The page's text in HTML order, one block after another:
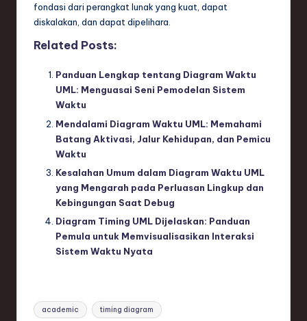
fondasi dari perangkat lunak yang kuat, dapat
diskalakan, dan dapat dipelihara.
Related Posts:
Panduan Lengkap tentang Diagram Waktu
UML: Menguasai Seni Pemodelan Sistem
Waktu
Mendalami Diagram Waktu UML: Memahami
Batang Aktivasi, Jalur Kehidupan, dan Pemicu
Waktu
Kesalahan Umum dalam Diagram Waktu UML
yang Mengarah pada Perluasan Lingkup dan
Kebingungan Saat Debug
Diagram Timing UML Dijelaskan: Panduan
Pemula untuk Memvisualisasikan Interaksi
Sistem Waktu Nyata
Tags:
academic timing diagram